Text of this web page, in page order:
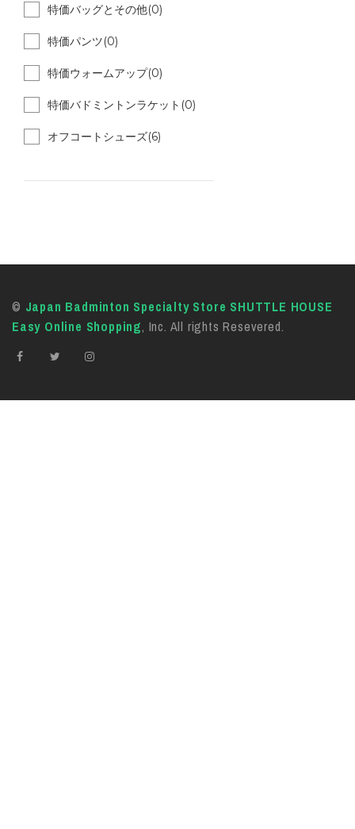
特価バッグとその他(0)
特価パンツ(0)
特価ウォームアップ(0)
特価バドミントンラケット(0)
オフコートシューズ(6)
© Japan Badminton Specialty Store SHUTTLE HOUSE
Easy Online Shopping, Inc. All rights Resevered.